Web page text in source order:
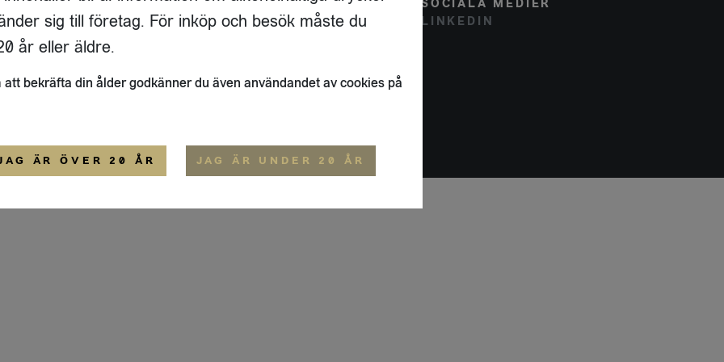
17 A
STOCKHOLM
FLAIVY
OM OSS
SOCIALA MEDIER
LINKEDIN
ALLMÄNNA VILLKOR
sig till företag. För inköp och besök måste du
år eller äldre.
att bekräfta din ålder godkänner du även användandet av cookies på
ÄR ÖVER 20 ÅR JAG ÄR UNDER 20 ÅR